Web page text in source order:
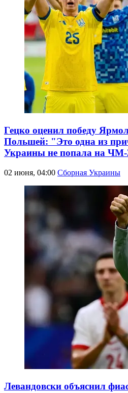
Гецко оценил победу
Польшей: "Это одна из
Украины не попала на
02 июня, 04:00 Сборная Украины
Левандовски объяснил